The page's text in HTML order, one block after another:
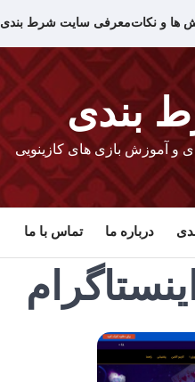
ها و نکاتمعرفی سایت شرط بندی
بندی
آموزش بازی های کازینویی
درباره ما تماس با ما